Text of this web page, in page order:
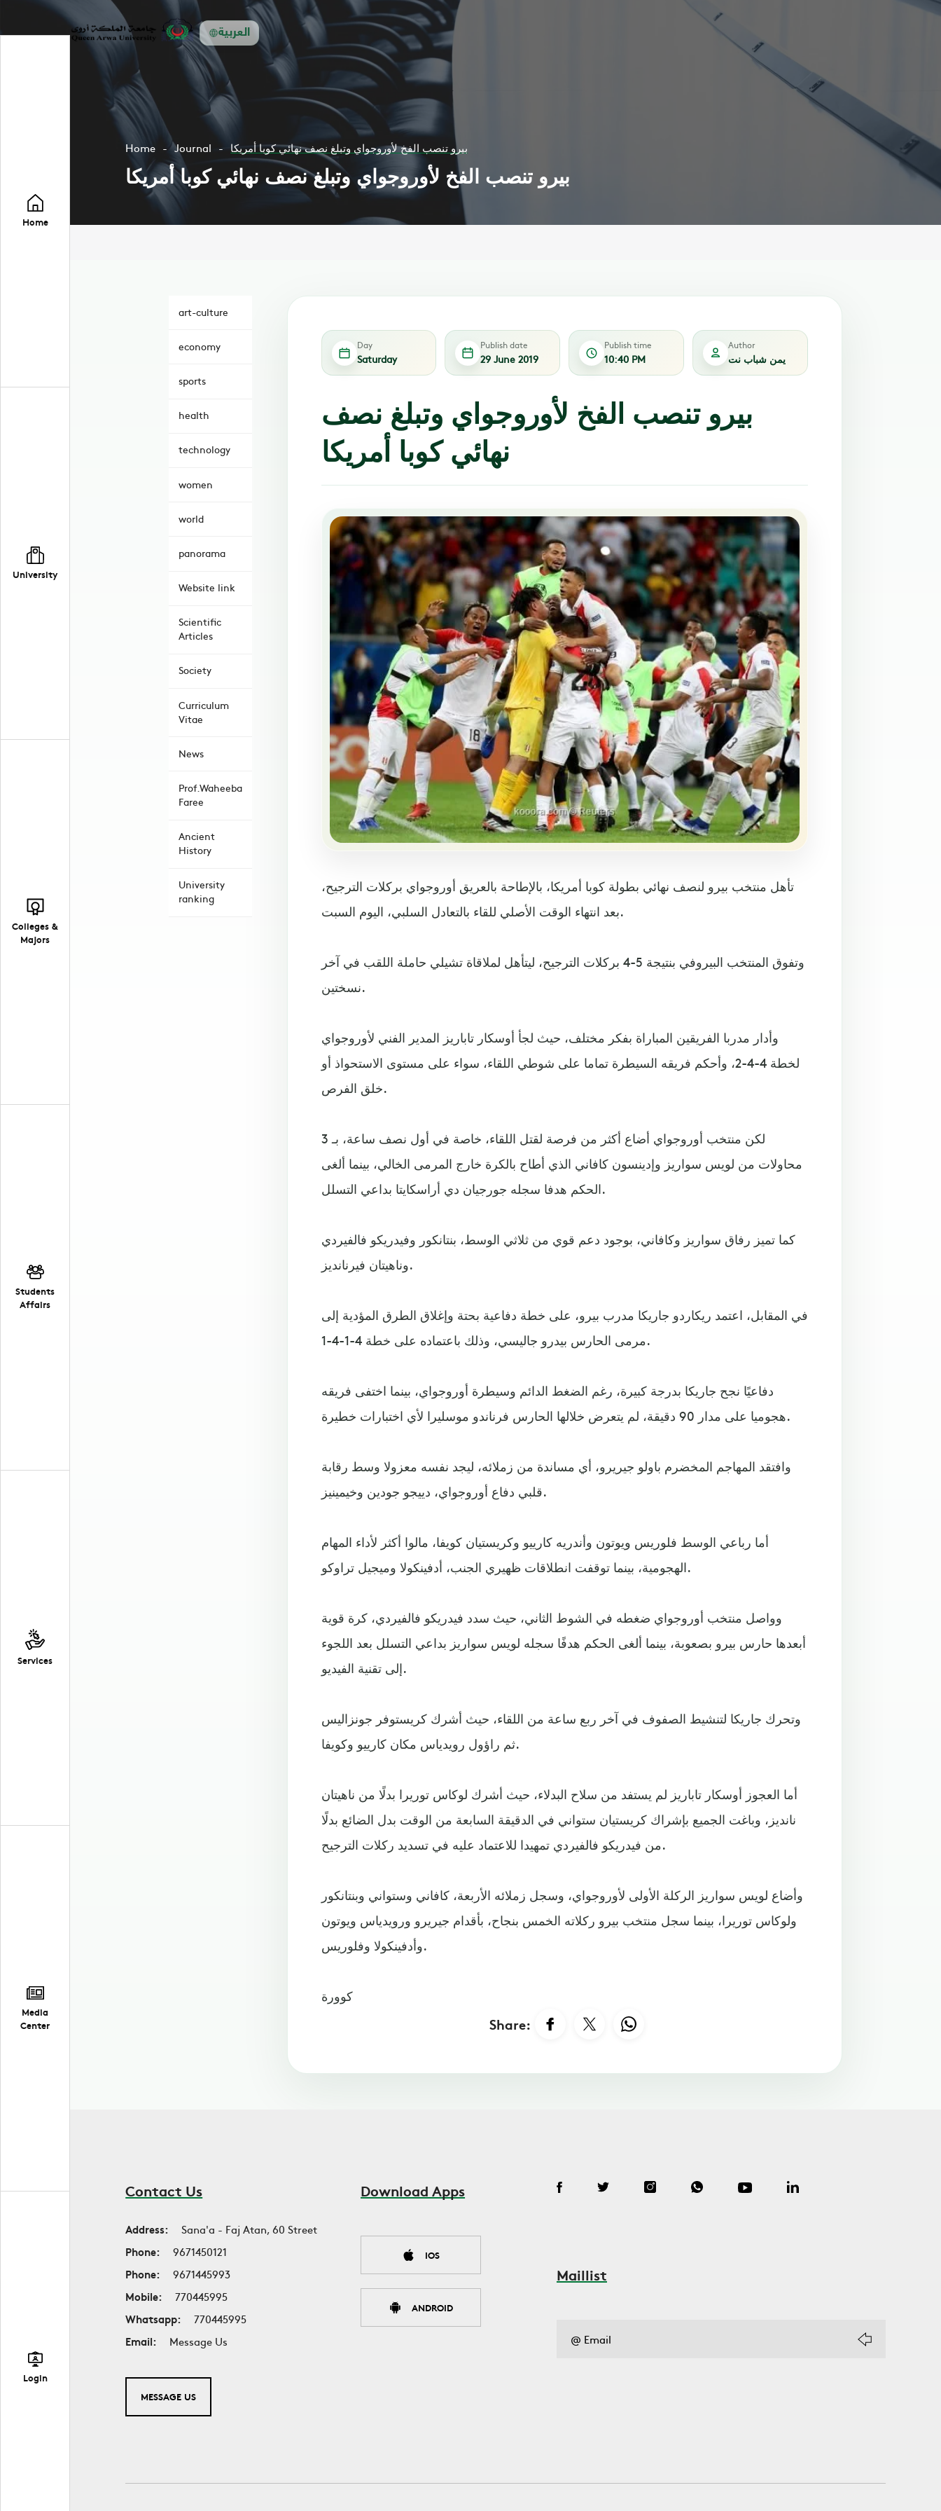
العربية
Home
University
Colleges &
Majors
Students
Affairs
Services
Media
Center
Login
Home Journal بيرو تنصب الفخ لأوروجواي وتبلغ نصف نهائي كوبا أمريكا
بيرو تنصب الفخ لأوروجواي وتبلغ نصف نهائي كوبا أمريكا
art-culture
economy
sports
health
technology
women
world
panorama
Website link
Scientific
Articles
Society
Curriculum
Vitae
News
Prof.Waheeba
Faree
Ancient
History
University
ranking
Day
Saturday
Publish date
29 June 2019
Publish time
10:40 PM
Author
يمن شباب نت
بيرو تنصب الفخ لأوروجواي وتبلغ نصف
نهائي كوبا أمريكا
تأهل منتخب بيرو لنصف نهائي بطولة كوبا أمريكا، بالإطاحة بالعريق أوروجواي بركلات الترجيح،
بعد انتهاء الوقت الأصلي للقاء بالتعادل السلبي، اليوم السبت.
وتفوق المنتخب البيروفي بنتيجة 5-4 بركلات الترجيح، ليتأهل لملاقاة تشيلي حاملة اللقب في آخر
نسختين.
وأدار مدربا الفريقين المباراة بفكر مختلف، حيث لجأ أوسكار تاباريز المدير الفني لأوروجواي
لخطة 4-4-2، وأحكم فريقه السيطرة تماما على شوطي اللقاء، سواء على مستوى الاستحواذ أو
خلق الفرص.
لكن منتخب أوروجواي أضاع أكثر من فرصة لقتل اللقاء، خاصة في أول نصف ساعة، بـ 3
محاولات من لويس سواريز وإدينسون كافاني الذي أطاح بالكرة خارج المرمى الخالي، بينما ألغى
الحكم هدفا سجله جورجيان دي أراسكايتا بداعي التسلل.
كما تميز رفاق سواريز وكافاني، بوجود دعم قوي من ثلاثي الوسط، بنتانكور وفيدريكو فالفيردي
وناهيتان فيرنانديز.
في المقابل، اعتمد ريكاردو جاريكا مدرب بيرو، على خطة دفاعية بحتة وإغلاق الطرق المؤدية إلى
مرمى الحارس بيدرو جاليسي، وذلك باعتماده على خطة 4-1-4-1.
دفاعيًا نجح جاريكا بدرجة كبيرة، رغم الضغط الدائم وسيطرة أوروجواي، بينما اختفى فريقه
هجوميا على مدار 90 دقيقة، لم يتعرض خلالها الحارس فرناندو موسليرا لأي اختبارات خطيرة.
وافتقد المهاجم المخضرم باولو جيريرو، أي مساندة من زملائه، ليجد نفسه معزولا وسط رقابة
قلبي دفاع أوروجواي، دييجو جودين وخيمينيز.
أما رباعي الوسط فلوريس ويوتون وأندريه كارييو وكريستيان كويفا، مالوا أكثر لأداء المهام
الهجومية، بينما توقفت انطلاقات ظهيري الجنب، أدفينكولا وميجيل تراوكو.
وواصل منتخب أوروجواي ضغطه في الشوط الثاني، حيث سدد فيدريكو فالفيردي، كرة قوية
أبعدها حارس بيرو بصعوبة، بينما ألغى الحكم هدفًا سجله لويس سواريز بداعي التسلل بعد اللجوء
إلى تقنية الفيديو.
وتحرك جاريكا لتنشيط الصفوف في آخر ربع ساعة من اللقاء، حيث أشرك كريستوفر جونزاليس
ثم راؤول رويدياس مكان كارييو وكويفا.
أما العجوز أوسكار تاباريز لم يستفد من سلاح البدلاء، حيث أشرك لوكاس توريرا بدلًا من ناهيتان
نانديز، وباغت الجميع بإشراك كريستيان ستواني في الدقيقة السابعة من الوقت بدل الضائع بدلًا
من فيدريكو فالفيردي تمهيدا للاعتماد عليه في تسديد ركلات الترجيح.
وأضاع لويس سواريز الركلة الأولى لأوروجواي، وسجل زملائه الأربعة، كافاني وستواني وبنتانكور
ولوكاس توريرا، بينما سجل منتخب بيرو ركلاته الخمس بنجاح، بأقدام جيريرو ورويدياس ويوتون
وأدفينكولا وفلوريس.
كوورة
Share:
Contact Us
Address:
Sana'a - Faj Atan, 60 Street
Phone:
9671450121
Phone:
9671445993
Mobile:
770445995
Whatsapp:
770445995
Email:
Message Us
MESSAGE US
Download Apps
IOS
ANDROID
Maillist